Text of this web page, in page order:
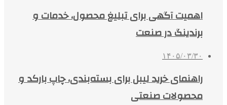
اهمیت آگهی برای تبلیغ محصول، خدمات و
برندینگ در صنعت
۱۴۰۵/۰۳/۳۰
راهنمای خرید لیبل برای بسته‌بندی، چاپ بارکد و
محصولات صنعتی